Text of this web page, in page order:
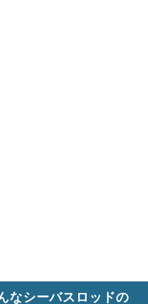
なシーバスロッドの